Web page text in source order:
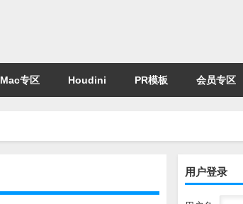
Mac专区 Houdini PR模板 会员专区
用户登录